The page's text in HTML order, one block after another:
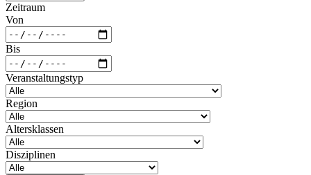
Zeitraum
Von
Bis
Veranstaltungstyp
Region
Altersklassen
Disziplinen